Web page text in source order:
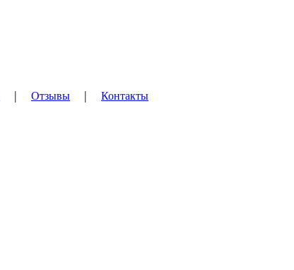
| Отзывы | Контакты